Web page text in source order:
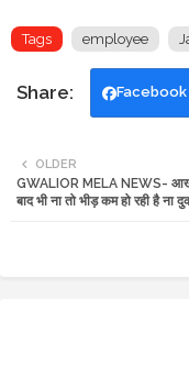
Tags employee
Facebook
OLDER
GWALIOR MELA NEWS-
बाद भी ना तो भीड़ कम हो रही है ना